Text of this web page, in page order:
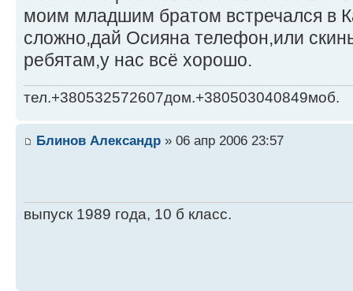
моим младшим братом встречался в
сложно,дай Осияна телефон,или
ребятам,у нас всё хорошо.
тел.+380532572607дом.+380503040849моб.
Блинов Александр » 06 апр 2006 23:57
выпуск 1989 года, 10 б класс.